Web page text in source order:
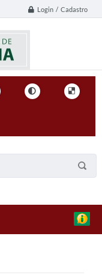
Login / Cadastro